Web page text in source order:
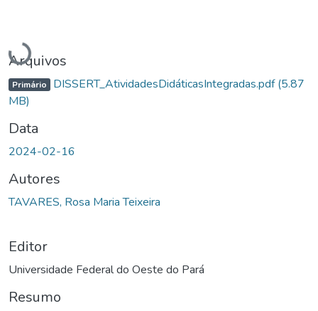
Carregando...
Arquivos
Primário DISSERT_AtividadesDidáticasIntegradas.pdf(5.87
MB)
Data
2024-02-16
Autores
TAVARES, Rosa Maria Teixeira
Editor
Universidade Federal do Oeste do Pará
Resumo